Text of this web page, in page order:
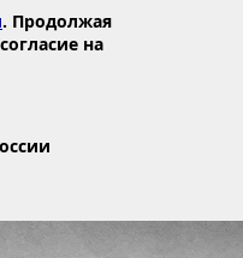
. Продолжая
на